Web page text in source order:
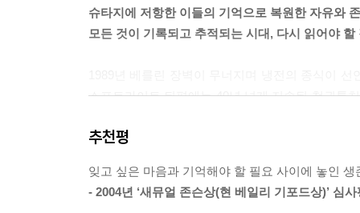
바람을 피울 수는 있지만, 모든 게 보고는 되어야 하
--- 「15장 〈크리스티안 씨〉」 중에서
텔레비전을 수신하도록 맞춰진 안테나, 노동절에
는 저속한 농담 같은 것들로.
--- 「16장 〈사회주의적 인간〉」 중에서
슈타지에 저항한 이들의 기억으로 복원한 자유와
모든 것이 기록되고 추적되는 시대, 다시 읽어야 할
스포트라이트 뒤편에는 40년 넘게 지속된 철권통
동독의 비밀경찰 ‘슈타지’가 남긴 깊은 상흔이
『슈타지랜드』는 저자의 집요하고 심층적인
추천평
잊고 싶은 마음과 기억해야 할 필요 사이에 놓인
- 2004년 ‘새뮤얼 존슨상(현 베일리 기포드상)’ 심사